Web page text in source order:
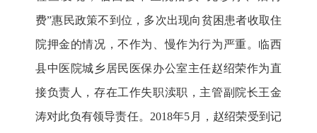
费”惠民政策不到位，多次出现向贫困患者收取住
院押金的情况，不作为、慢作为行为严重。临西
县中医院城乡居民医保办公室主任赵绍荣作为直
接负责人，存在工作失职渎职，主管副院长王金
涛对此负有领导责任。2018年5月，赵绍荣受到记